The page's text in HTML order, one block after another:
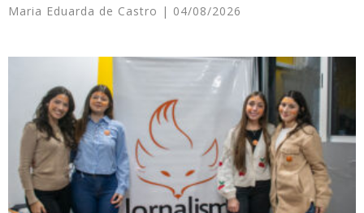
Maria Eduarda de Castro 04/08/2026